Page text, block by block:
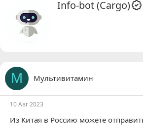
А
в
Info-bot (Cargo)
М Мультивитамин
10 Авг 2023
Из Китая в Россию можете